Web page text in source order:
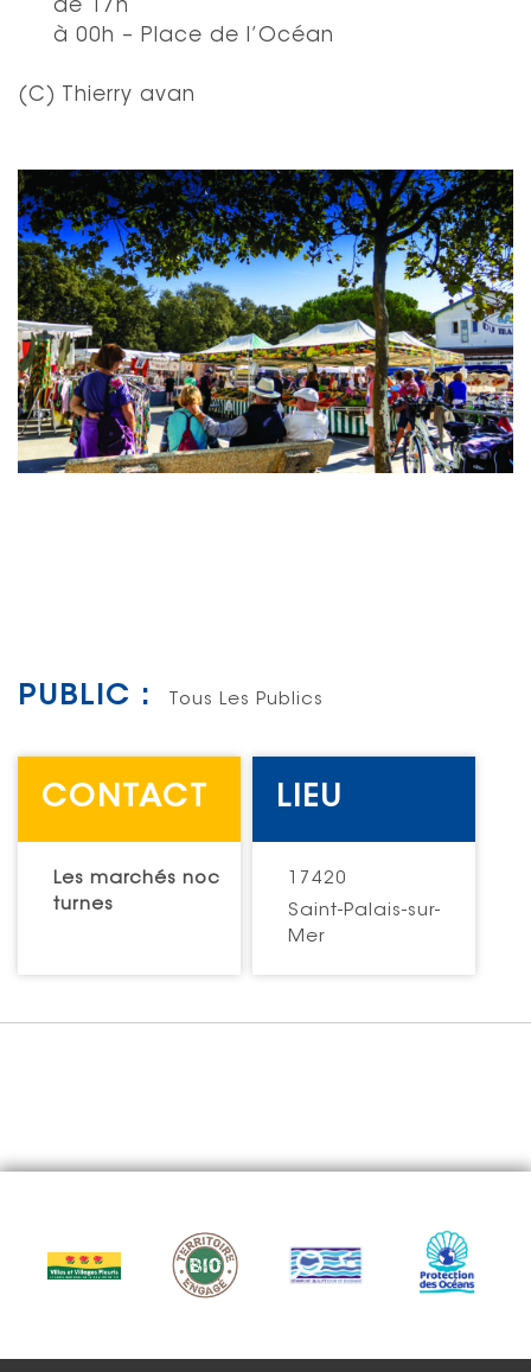
de 17h
à 00h – Place de l’Océan
(C) Thierry avan
PUBLIC : Tous Les Publics
CONTACT
Les marchés noc
turnes
LIEU
17420
Saint-Palais-sur-
Mer